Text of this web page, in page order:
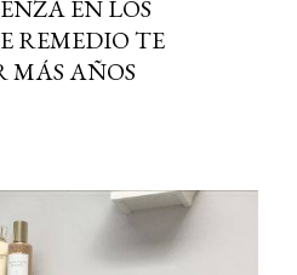
EN LOS
REMEDIO TE
MÁS AÑOS